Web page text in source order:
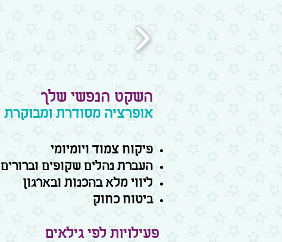
השקט הנפשי שלך
אופרציה מסודרת ומבוקרת
פיקוח צמוד ויומיומי​
העברת נהלים שקופים וברורים
ליווי מלא בהכנות ובארגון
ביטוח כחוק
פעילויות לפי גילאים